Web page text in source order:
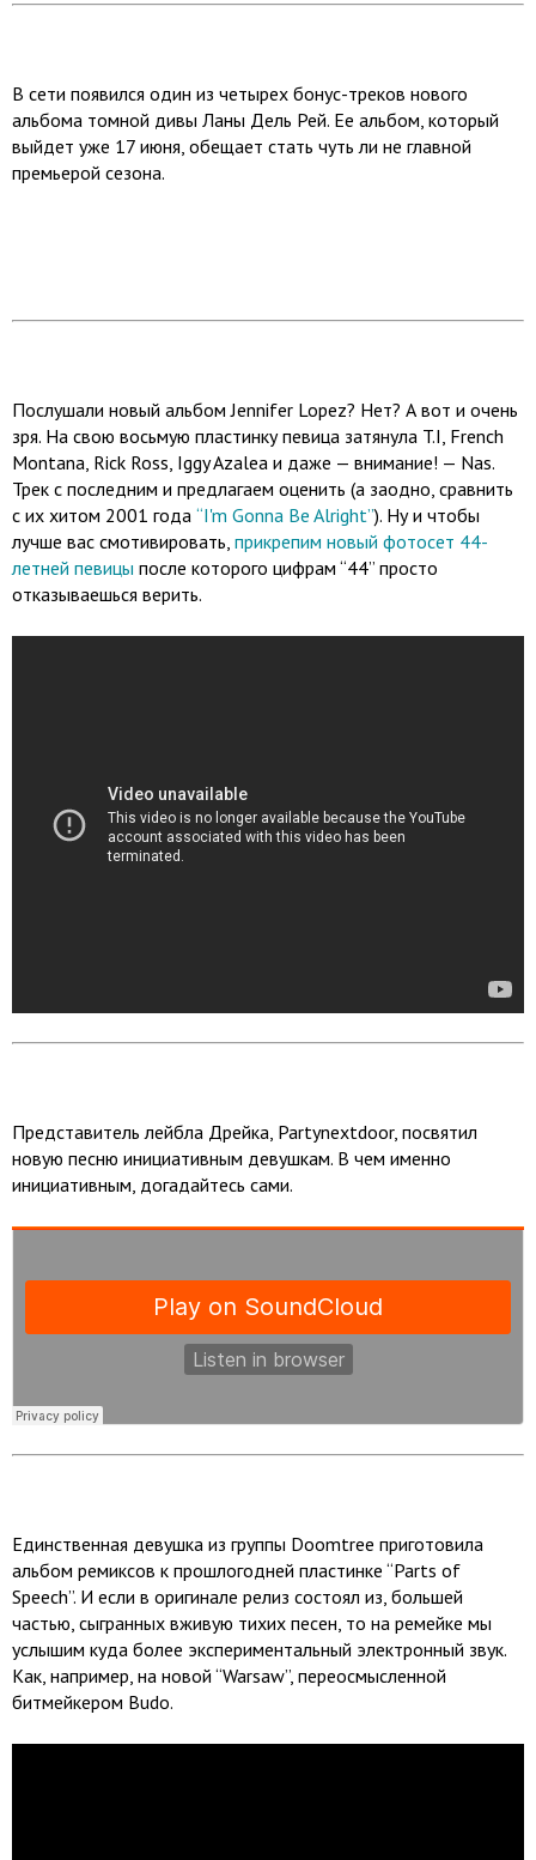
В сети появился один из четырех бонус-треков нового
альбома томной дивы Ланы Дель Рей. Ее альбом, который
выйдет уже 17 июня, обещает стать чуть ли не главной
премьерой сезона.
Послушали новый альбом Jennifer Lopez? Нет? А вот и очень
зря. На свою восьмую пластинку певица затянула T.I, French
Montana, Rick Ross, Iggy Azalea и даже — внимание! — Nas.
Трек с последним и предлагаем оценить (а заодно, сравнить
с их хитом 2001 года “I'm Gonna Be Alright”). Ну и чтобы
лучше вас смотивировать, прикрепим новый фотосет 44-
летней певицы после которого цифрам “44” просто
отказываешься верить.
Представитель лейбла Дрейка, Partynextdoor, посвятил
новую песню инициативным девушкам. В чем именно
инициативным, догадайтесь сами.
Единственная девушка из группы Doomtree приготовила
альбом ремиксов к прошлогодней пластинке “Parts of
Speech”. И если в оригинале релиз состоял из, большей
частью, сыгранных вживую тихих песен, то на ремейке мы
услышим куда более экспериментальный электронный звук.
Как, например, на новой “Warsaw”, переосмысленной
битмейкером Budo.